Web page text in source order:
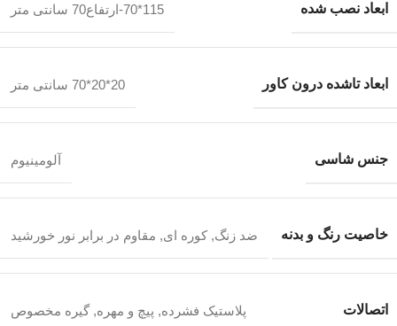
ابعاد نصب شده 115*70-ارتفاع70 سانتی متر
ابعاد تاشده درون کاور 20*20*70 سانتی متر
جنس شاسی آلومینیوم
خاصیت رنگ و بدنه ضد زنگ, کوره ای, مقاوم در برابر نور خورشید
اتصالات پلاستیک فشرده, پیچ و مهره, گیره مخصوص